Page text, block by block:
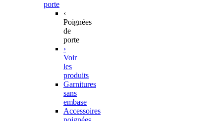
porte
‹
Poignées
de
porte
›
Voir
les
produits
Garnitures
sans
embase
Accessoires